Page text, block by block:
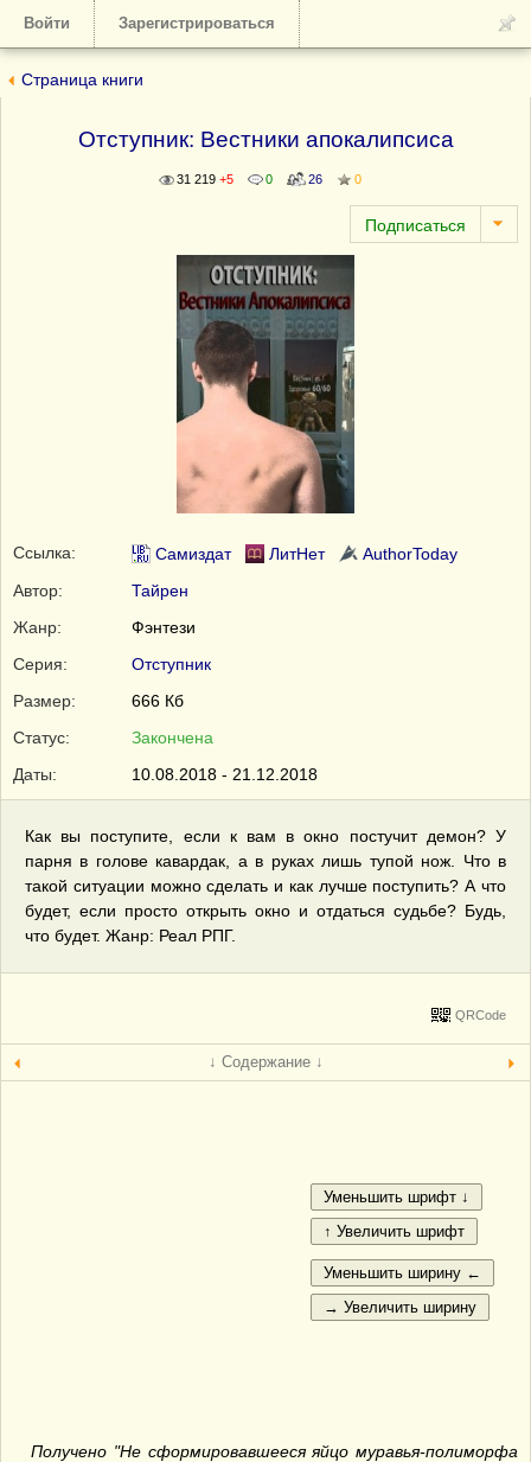
Войти Зарегистрироваться
Страница книги
Отступник: Вестники апокалипсиса
31 219 +5 0 26 0
Ссылка: Самиздат ЛитНет
AuthorToday
Автор:
Тайрен
Жанр:
Фэнтези
Серия:
Отступник
Размер:
666 Кб
Статус:
Закончена
Даты:
10.08.2018 - 21.12.2018
Как вы поступите, если к вам в окно постучит демон? У
парня в голове кавардак, а в руках лишь тупой нож. Что в
такой ситуации можно сделать и как лучше поступить? А что
будет, если просто открыть окно и отдаться судьбе? Будь,
что будет. Жанр: Реал РПГ.
QRCode
↓ Содержание ↓
Получено "Не сформировавшееся яйцо муравья-полиморфа